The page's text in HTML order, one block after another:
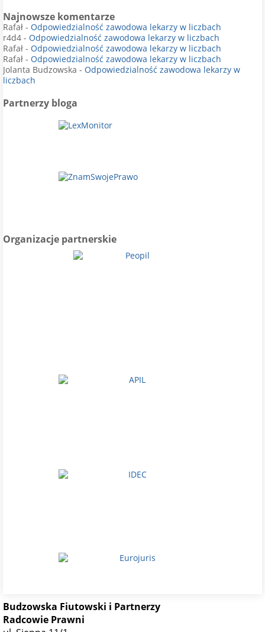
Najnowsze komentarze
Rafał - Odpowiedzialność zawodowa lekarzy w liczbach
r4d4 - Odpowiedzialność zawodowa lekarzy w liczbach
Rafał - Odpowiedzialność zawodowa lekarzy w liczbach
Rafał - Odpowiedzialność zawodowa lekarzy w liczbach
Jolanta Budzowska - Odpowiedzialność zawodowa lekarzy w
liczbach
Partnerzy bloga
Organizacje partnerskie
Budzowska Fiutowski i Partnerzy
Radcowie Prawni